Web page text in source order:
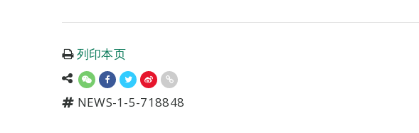
列印本页
NEWS-1-5-718848